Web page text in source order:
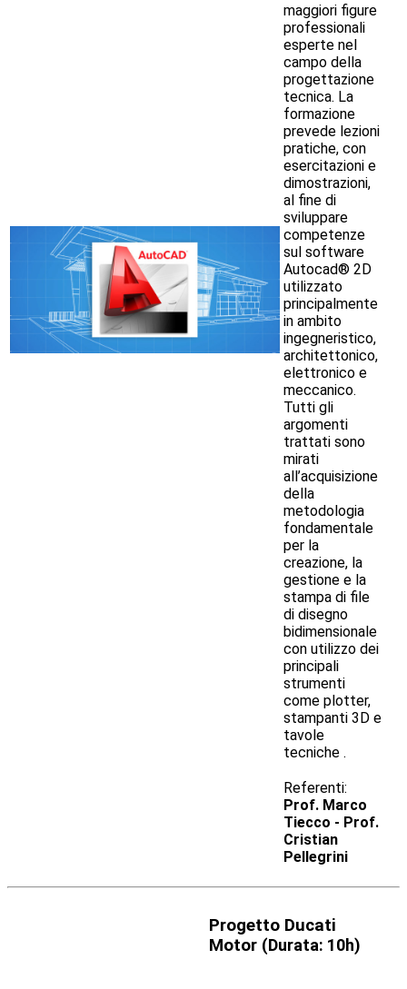
maggiori figure
professionali
esperte nel
campo della
progettazione
tecnica. La
formazione
prevede lezioni
pratiche, con
esercitazioni e
dimostrazioni,
al fine di
sviluppare
competenze
sul software
Autocad® 2D
utilizzato
principalmente
in ambito
ingegneristico,
architettonico,
elettronico e
meccanico.
Tutti gli
argomenti
trattati sono
mirati
all’acquisizione
della
metodologia
fondamentale
per la
creazione, la
gestione e la
stampa di file
di disegno
bidimensionale
con utilizzo dei
principali
strumenti
come plotter,
stampanti 3D e
tavole
tecniche .
Referenti:
Prof. Marco
Tiecco - Prof.
Cristian
Pellegrini
Progetto Ducati
Motor (Durata: 10h)